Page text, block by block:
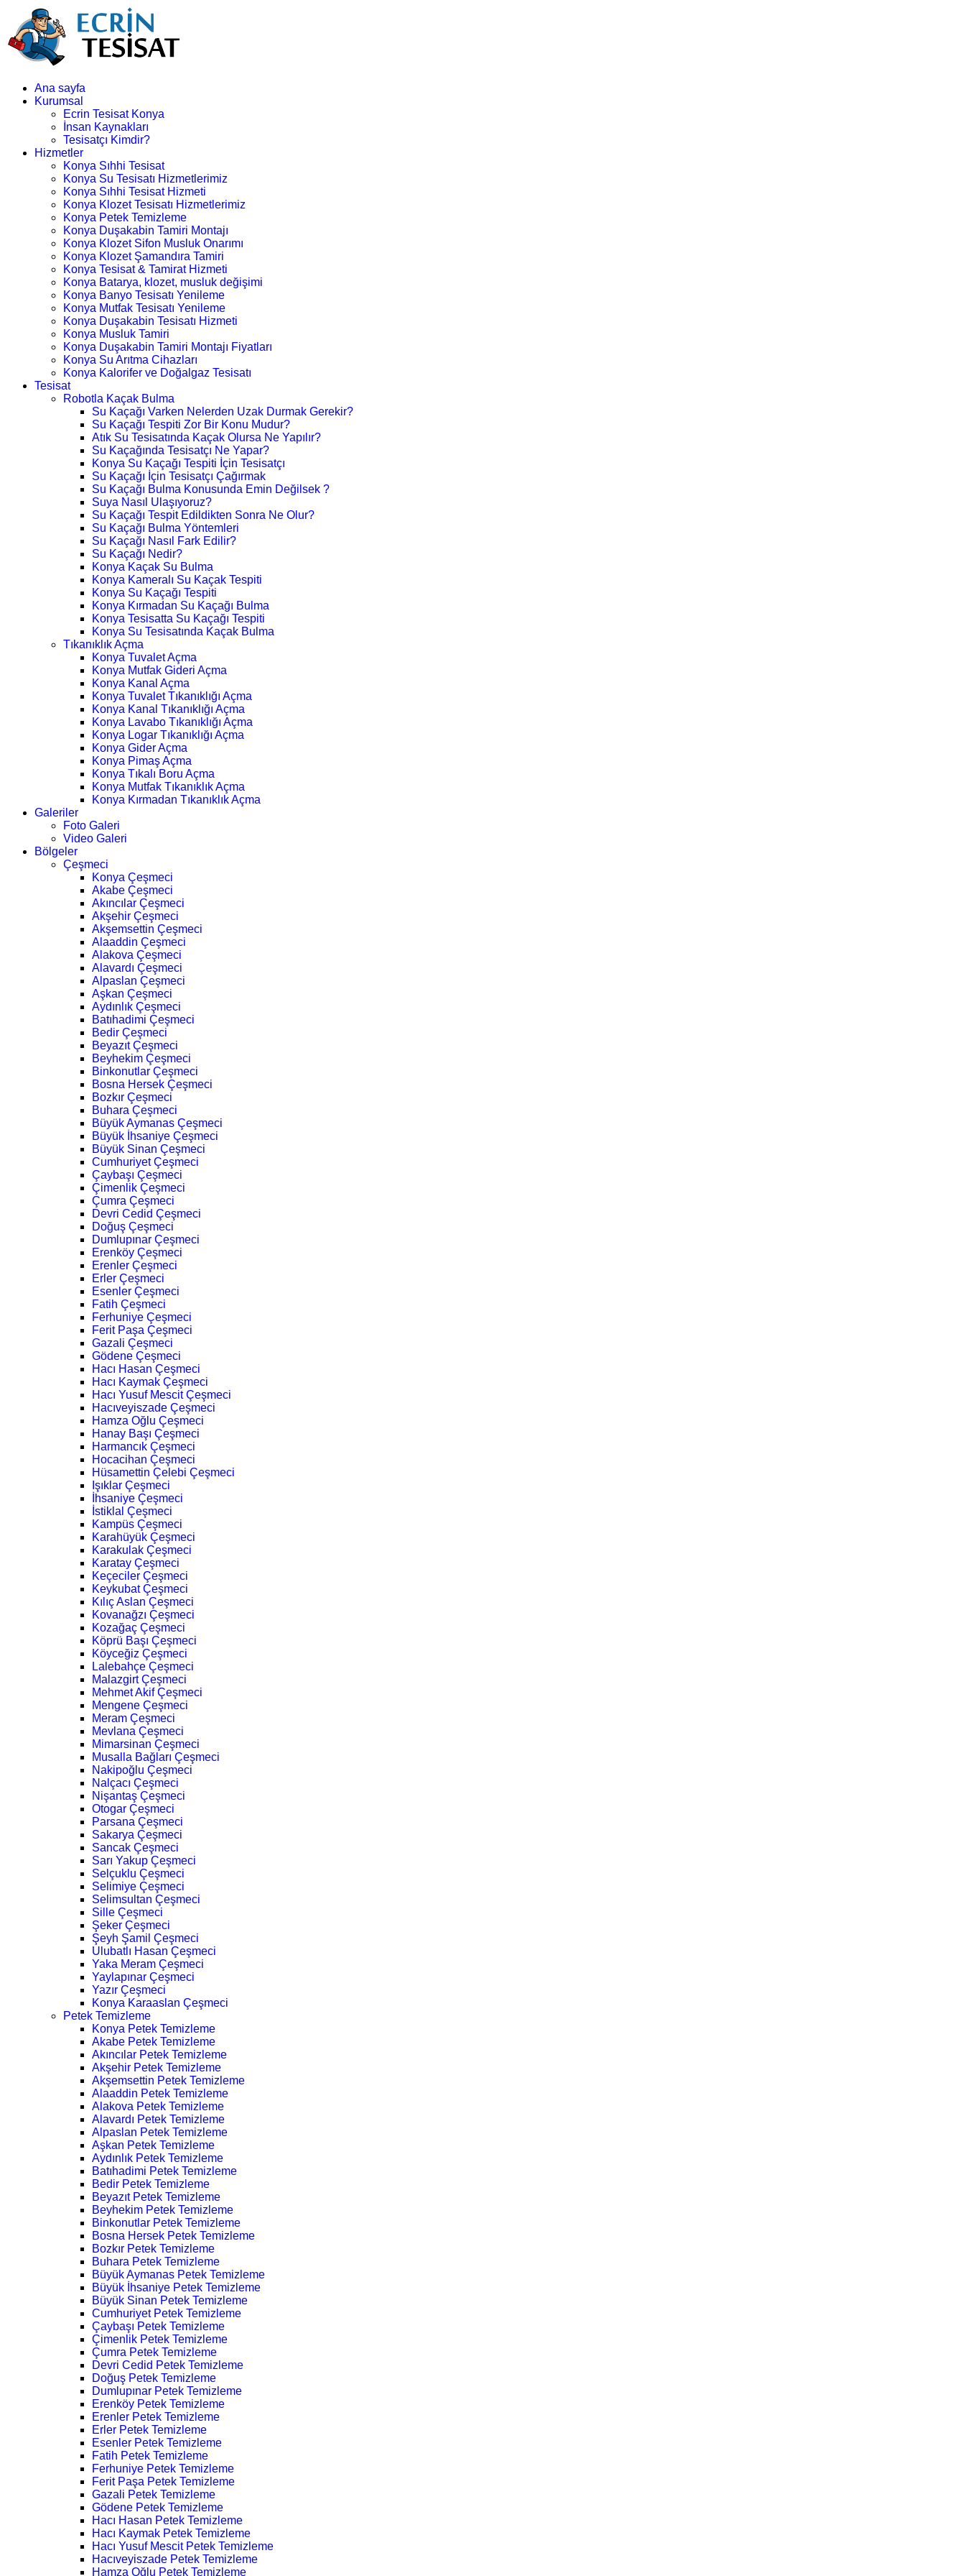
Ana sayfa
Kurumsal
Ecrin Tesisat Konya
İnsan Kaynakları
Tesisatçı Kimdir?
Hizmetler
Konya Sıhhi Tesisat
Konya Su Tesisatı Hizmetlerimiz
Konya Sıhhi Tesisat Hizmeti
Konya Klozet Tesisatı Hizmetlerimiz
Konya Petek Temizleme
Konya Duşakabin Tamiri Montajı
Konya Klozet Sifon Musluk Onarımı
Konya Klozet Şamandıra Tamiri
Konya Tesisat & Tamirat Hizmeti
Konya Batarya, klozet, musluk değişimi
Konya Banyo Tesisatı Yenileme
Konya Mutfak Tesisatı Yenileme
Konya Duşakabin Tesisatı Hizmeti
Konya Musluk Tamiri
Konya Duşakabin Tamiri Montajı Fiyatları
Konya Su Arıtma Cihazları
Konya Kalorifer ve Doğalgaz Tesisatı
Tesisat
Robotla Kaçak Bulma
Su Kaçağı Varken Nelerden Uzak Durmak Gerekir?
Su Kaçağı Tespiti Zor Bir Konu Mudur?
Atık Su Tesisatında Kaçak Olursa Ne Yapılır?
Su Kaçağında Tesisatçı Ne Yapar?
Konya Su Kaçağı Tespiti İçin Tesisatçı
Su Kaçağı İçin Tesisatçı Çağırmak
Su Kaçağı Bulma Konusunda Emin Değilsek ?
Suya Nasıl Ulaşıyoruz?
Su Kaçağı Tespit Edildikten Sonra Ne Olur?
Su Kaçağı Bulma Yöntemleri
Su Kaçağı Nasıl Fark Edilir?
Su Kaçağı Nedir?
Konya Kaçak Su Bulma
Konya Kameralı Su Kaçak Tespiti
Konya Su Kaçağı Tespiti
Konya Kırmadan Su Kaçağı Bulma
Konya Tesisatta Su Kaçağı Tespiti
Konya Su Tesisatında Kaçak Bulma
Tıkanıklık Açma
Konya Tuvalet Açma
Konya Mutfak Gideri Açma
Konya Kanal Açma
Konya Tuvalet Tıkanıklığı Açma
Konya Kanal Tıkanıklığı Açma
Konya Lavabo Tıkanıklığı Açma
Konya Logar Tıkanıklığı Açma
Konya Gider Açma
Konya Pimaş Açma
Konya Tıkalı Boru Açma
Konya Mutfak Tıkanıklık Açma
Konya Kırmadan Tıkanıklık Açma
Galeriler
Foto Galeri
Video Galeri
Bölgeler
Çeşmeci
Konya Çeşmeci
Akabe Çeşmeci
Akıncılar Çeşmeci
Akşehir Çeşmeci
Akşemsettin Çeşmeci
Alaaddin Çeşmeci
Alakova Çeşmeci
Alavardı Çeşmeci
Alpaslan Çeşmeci
Aşkan Çeşmeci
Aydınlık Çeşmeci
Batıhadimi Çeşmeci
Bedir Çeşmeci
Beyazıt Çeşmeci
Beyhekim Çeşmeci
Binkonutlar Çeşmeci
Bosna Hersek Çeşmeci
Bozkır Çeşmeci
Buhara Çeşmeci
Büyük Aymanas Çeşmeci
Büyük İhsaniye Çeşmeci
Büyük Sinan Çeşmeci
Cumhuriyet Çeşmeci
Çaybaşı Çeşmeci
Çimenlik Çeşmeci
Çumra Çeşmeci
Devri Cedid Çeşmeci
Doğuş Çeşmeci
Dumlupınar Çeşmeci
Erenköy Çeşmeci
Erenler Çeşmeci
Erler Çeşmeci
Esenler Çeşmeci
Fatih Çeşmeci
Ferhuniye Çeşmeci
Ferit Paşa Çeşmeci
Gazali Çeşmeci
Gödene Çeşmeci
Hacı Hasan Çeşmeci
Hacı Kaymak Çeşmeci
Hacı Yusuf Mescit Çeşmeci
Hacıveyiszade Çeşmeci
Hamza Oğlu Çeşmeci
Hanay Başı Çeşmeci
Harmancık Çeşmeci
Hocacihan Çeşmeci
Hüsamettin Çelebi Çeşmeci
Işıklar Çeşmeci
İhsaniye Çeşmeci
İstiklal Çeşmeci
Kampüs Çeşmeci
Karahüyük Çeşmeci
Karakulak Çeşmeci
Karatay Çeşmeci
Keçeciler Çeşmeci
Keykubat Çeşmeci
Kılıç Aslan Çeşmeci
Kovanağzı Çeşmeci
Kozağaç Çeşmeci
Köprü Başı Çeşmeci
Köyceğiz Çeşmeci
Lalebahçe Çeşmeci
Malazgirt Çeşmeci
Mehmet Akif Çeşmeci
Mengene Çeşmeci
Meram Çeşmeci
Mevlana Çeşmeci
Mimarsinan Çeşmeci
Musalla Bağları Çeşmeci
Nakipoğlu Çeşmeci
Nalçacı Çeşmeci
Nişantaş Çeşmeci
Otogar Çeşmeci
Parsana Çeşmeci
Sakarya Çeşmeci
Sancak Çeşmeci
Sarı Yakup Çeşmeci
Selçuklu Çeşmeci
Selimiye Çeşmeci
Selimsultan Çeşmeci
Sille Çeşmeci
Şeker Çeşmeci
Şeyh Şamil Çeşmeci
Ulubatlı Hasan Çeşmeci
Yaka Meram Çeşmeci
Yaylapınar Çeşmeci
Yazır Çeşmeci
Konya Karaaslan Çeşmeci
Petek Temizleme
Konya Petek Temizleme
Akabe Petek Temizleme
Akıncılar Petek Temizleme
Akşehir Petek Temizleme
Akşemsettin Petek Temizleme
Alaaddin Petek Temizleme
Alakova Petek Temizleme
Alavardı Petek Temizleme
Alpaslan Petek Temizleme
Aşkan Petek Temizleme
Aydınlık Petek Temizleme
Batıhadimi Petek Temizleme
Bedir Petek Temizleme
Beyazıt Petek Temizleme
Beyhekim Petek Temizleme
Binkonutlar Petek Temizleme
Bosna Hersek Petek Temizleme
Bozkır Petek Temizleme
Buhara Petek Temizleme
Büyük Aymanas Petek Temizleme
Büyük İhsaniye Petek Temizleme
Büyük Sinan Petek Temizleme
Cumhuriyet Petek Temizleme
Çaybaşı Petek Temizleme
Çimenlik Petek Temizleme
Çumra Petek Temizleme
Devri Cedid Petek Temizleme
Doğuş Petek Temizleme
Dumlupınar Petek Temizleme
Erenköy Petek Temizleme
Erenler Petek Temizleme
Erler Petek Temizleme
Esenler Petek Temizleme
Fatih Petek Temizleme
Ferhuniye Petek Temizleme
Ferit Paşa Petek Temizleme
Gazali Petek Temizleme
Gödene Petek Temizleme
Hacı Hasan Petek Temizleme
Hacı Kaymak Petek Temizleme
Hacı Yusuf Mescit Petek Temizleme
Hacıveyiszade Petek Temizleme
Hamza Oğlu Petek Temizleme